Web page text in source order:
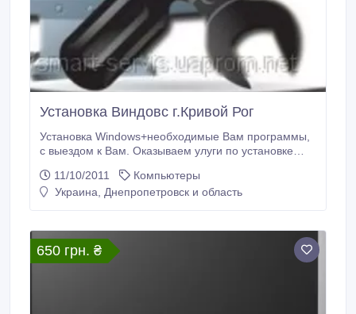
Установка Виндовс г.Кривой Рог
Установка Windows+необходимые Вам программы,
с выездом к Вам. Оказываем улуги по установке
Настройка, переустановка операционной системы.
г.Кривой Рог. 0967889511; Сергей.
11/10/2011
Компьютеры
Украина, Днепропетровск и область
650 грн. ₴